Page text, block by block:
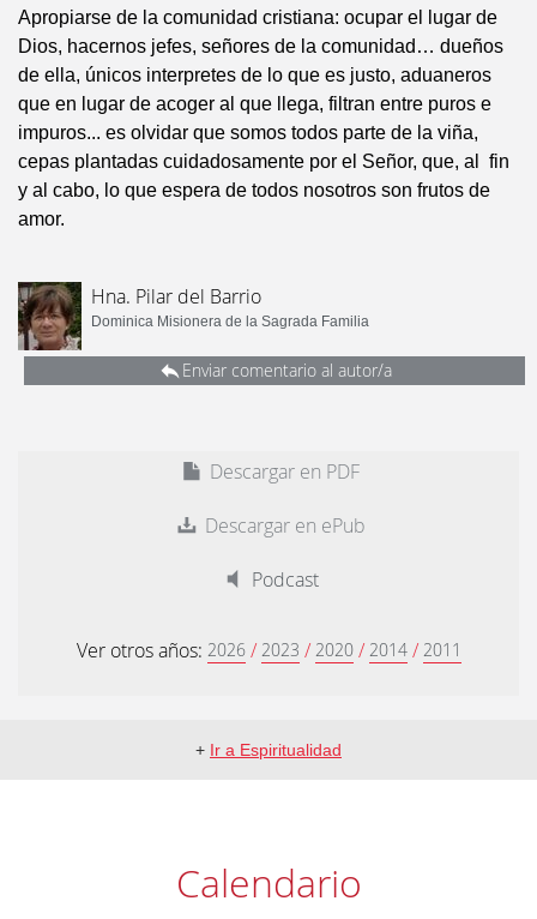
Apropiarse de la comunidad cristiana: ocupar el lugar de
Dios, hacernos jefes, señores de la comunidad… dueños
de ella, únicos interpretes de lo que es justo, aduaneros
que en lugar de acoger al que llega, filtran entre puros e
impuros... es olvidar que somos todos parte de la viña,
cepas plantadas cuidadosamente por el Señor, que, al fin
y al cabo, lo que espera de todos nosotros son frutos de
amor.
Hna. Pilar del Barrio
Dominica Misionera de la Sagrada Familia
Enviar comentario al autor/a
Descargar en PDF
Descargar en ePub
Podcast
Ver otros años: 2026 / 2023 / 2020 / 2014 / 2011
+ Ir a Espiritualidad
Calendario